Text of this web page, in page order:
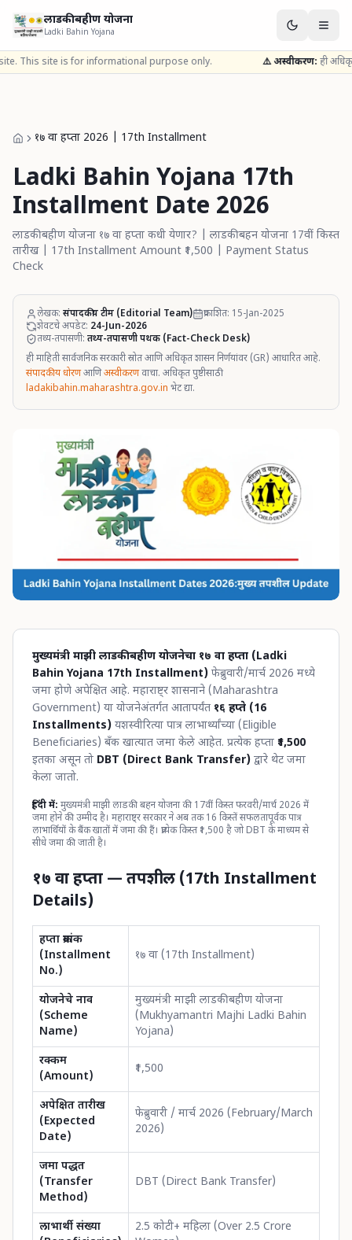
लाडकी बहीण योजना
Ladki Bahin Yojana
is for informational purpose only. ⚠️ अस्वीकरण:ही अधिकृत सरकारी
१७ वा हप्ता 2026 | 17th Installment
Ladki Bahin Yojana 17th
Installment Date 2026
लाडकी बहीण योजना १७ वा हप्ता कधी येणार? | लाडकी बहन योजना 17वीं किस्त
तारीख | 17th Installment Amount ₹1,500 | Payment Status
Check
लेखक: संपादकीय टीम (Editorial Team) प्रकाशित: 15-Jan-2025
शेवटचे अपडेट: 24-Jun-2026
तथ्य-तपासणी: तथ्य-तपासणी पथक (Fact-Check Desk)
ही माहिती सार्वजनिक सरकारी स्रोत आणि अधिकृत शासन निर्णयांवर (GR) आधारित आहे.
संपादकीय धोरणआणिअस्वीकरणवाचा. अधिकृत पुष्टीसाठी
ladakibahin.maharashtra.gov.in भेट द्या.
मुख्यमंत्री माझी लाडकी बहीण योजनेचा १७ वा हप्ता (Ladki
Bahin Yojana 17th Installment) फेब्रुवारी/मार्च 2026 मध्ये
जमा होणे अपेक्षित आहे. महाराष्ट्र शासनाने (Maharashtra
Government) या योजनेअंतर्गत आतापर्यंत १६ हप्ते (16
Installments) यशस्वीरित्या पात्र लाभार्थ्यांच्या (Eligible
Beneficiaries) बँक खात्यात जमा केले आहेत. प्रत्येक हप्ता ₹1,500
इतका असून तो DBT (Direct Bank Transfer) द्वारे थेट जमा
केला जातो.
हिंदी में: मुख्यमंत्री माझी लाडकी बहन योजना की 17वीं किस्त फरवरी/मार्च 2026 में
जमा होने की उम्मीद है। महाराष्ट्र सरकार ने अब तक 16 किस्तें सफलतापूर्वक पात्र
लाभार्थियों के बैंक खातों में जमा की हैं। प्रत्येक किस्त ₹1,500 है जो DBT के माध्यम से
सीधे जमा की जाती है।
१७ वा हप्ता — तपशील (17th Installment
Details)
हप्ता क्रमांक
(Installment
No.)
१७ वा (17th Installment)
योजनेचे नाव
(Scheme
Name)
मुख्यमंत्री माझी लाडकी बहीण योजना
(Mukhyamantri Majhi Ladki Bahin
Yojana)
रक्कम
(Amount)
₹1,500
अपेक्षित तारीख
(Expected
Date)
फेब्रुवारी / मार्च 2026 (February/March
2026)
जमा पद्धत
(Transfer
Method)
DBT (Direct Bank Transfer)
लाभार्थी संख्या
2.5 कोटी+ महिला (Over 2.5 Crore